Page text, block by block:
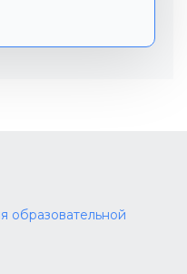
образовательной